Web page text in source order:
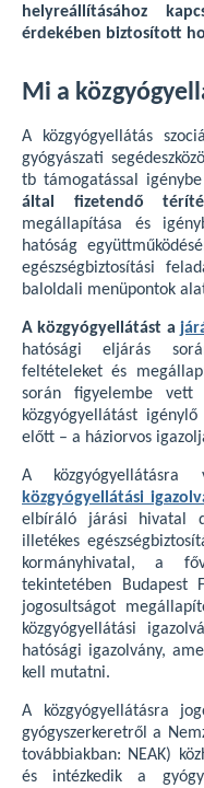
helyreállításához
érdekében biztosított
Mi a
A közgyógyellátás
gyógyászati
tb támogatással
által fizetendő
megállapítása és
hatóság
egészségbiztosítási
baloldali menüpontok
A közgyógyellátást a
hatósági eljárás
feltételeket és
során figyelembe vett
közgyógyellátást
előtt – a háziorvos
A
közgyógyellátási
elbíráló járási hivatal
illetékes
kormányhivatal, a
tekintetében Budapest
jogosultságot
közgyógyellátási
hatósági igazolvány,
kell mutatni.
A közgyógyellátásra
gyógyszerkeretről a
továbbiakban: NEAK)
és intézkedik a